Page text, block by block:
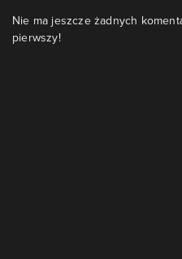
Nie ma jeszcze żadnych
pierwszy!